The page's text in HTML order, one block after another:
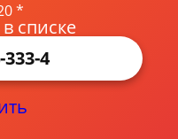
*
списке
333-4